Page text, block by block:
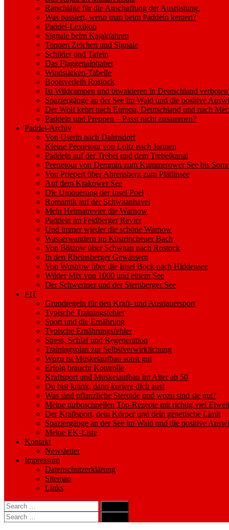
Ratschläge für die Anschaffung der Ausrüstung.
Was passiert, wenn man beim Paddeln kentert?
Paddel-Lexikon
Signale beim Kajakfahren
Tonnen Zeichen und Signale
Schilder und Tafeln
Das Flaggenalphabet
Windstärken-Tabelle
Bootsverleih Rostock
Ist Wildcampen und biwakieren in Deutschland
Spaziergänge an der See im Wald und die positive
Der Wolf kehrt nach Europa, Deutschland und nach
Paddeln und Preppen – Passt nicht zusammen?
Paddel-Archiv
Von Userin nach Dalmsdorf
Kleine Peenetour von Loitz nach Jarmen
Paddeln auf der Trebel und dem Trebelkanal
Peenetour von Demmin zum Kummerower See bis
Von Priepert über Ahrensberg zum Plätlinsee
Auf dem Krakower See
Die Umquerung der Insel Poel
Romantik auf der Schwaanhavel
Mein Heimatrevier die Warnow
Paddeln im Feldberger Revier
Und immer wieder die schöne Warnow
Wasserwandern im Küstrinchener Bach
Von Bützow über Schwaan nach Rostock
In den Rheinsberger Gewässern
Von Wustrow über die Insel Bock nach Hiddensee
Wilder Mix von 1000 und einem See
Der Schweriner und der Sternberger See
FIT
Grundregeln für den Kraft- und Ausdauersport
Typische Trainingsfehler
Sport und die Ernährung
Typische Ernährungsfehler
Stress, Schlaf und Regeneration
Trainingsplan zur Selbstverwirklichung
Wozu ist Muskelaufbau sonst gut
Erfolg braucht Kontrolle
Kraftsport und Muskelaufbau im Alter ab 50
Du bist krank, dann kuriere dich aus!
Was sind pflanzliche Steroide und wozu sind sie gut?
Meine turboschnellen Top-Rezepte mit richtig viel
Der Kraftsport, dein Körper und dein genetische Limit
Spaziergänge an der See im Wald und die positive
Meine EK-Liste
Kontakt
Newsletter
Impressum
Datenschutzerklärung
Sitemap
Links
Search
for:
Search
Search
for:
Search